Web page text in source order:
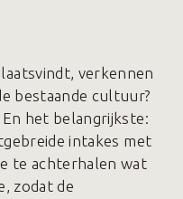
verkennen
bestaande cultuur?
En het belangrijkste:
intakes met
te achterhalen wat
zodat de